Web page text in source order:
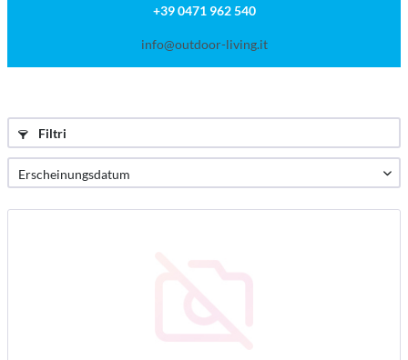
+39 0471 962 540
info@outdoor-living.it
Filtri